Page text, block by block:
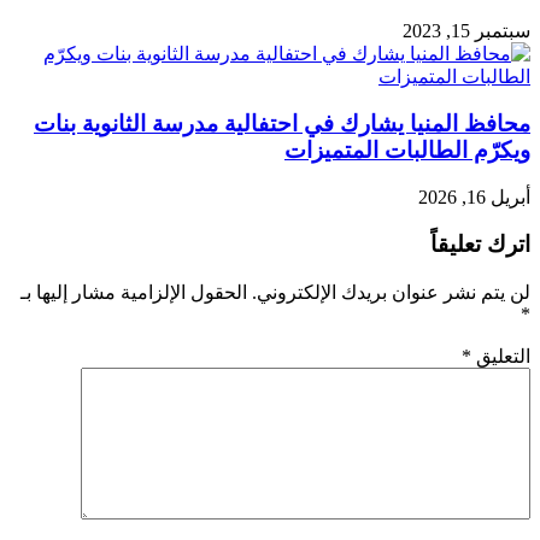
سبتمبر 15, 2023
محافظ المنيا يشارك في احتفالية مدرسة الثانوية بنات
ويكرّم الطالبات المتميزات
أبريل 16, 2026
اترك تعليقاً
لن يتم نشر عنوان بريدك الإلكتروني. الحقول الإلزامية مشار إليها بـ
*
التعليق *